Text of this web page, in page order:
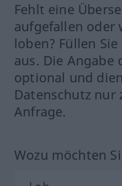
Fehlt eine
aufgefallen oder
loben? Füllen
aus. Die Angabe
optional und
Datenschutz
Anfrage.
Wozu möchten